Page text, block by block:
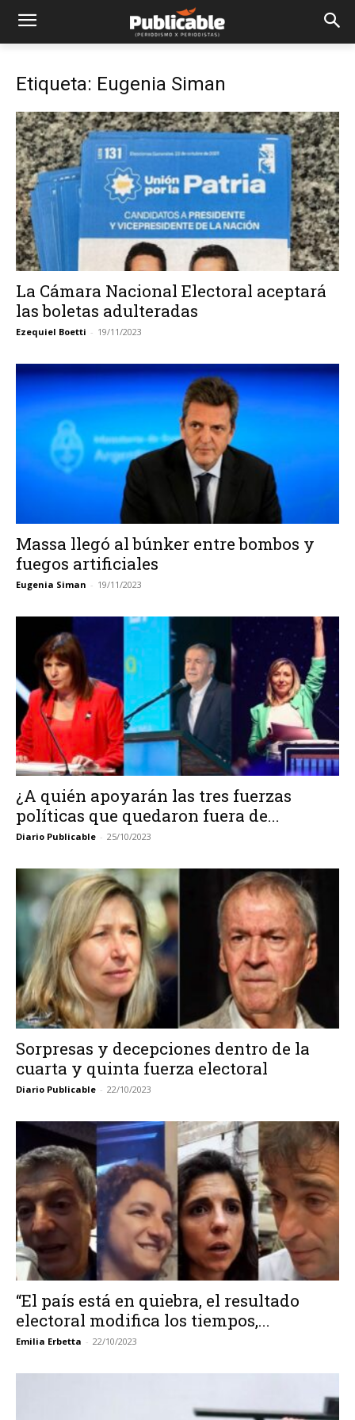
Etiqueta: Eugenia Siman
La Cámara Nacional Electoral aceptará
las boletas adulteradas
Ezequiel Boetti - 19/11/2023
Massa llegó al búnker entre bombos y
fuegos artificiales
Eugenia Siman - 19/11/2023
¿A quién apoyarán las tres fuerzas
políticas que quedaron fuera de...
Diario Publicable - 25/10/2023
Sorpresas y decepciones dentro de la
cuarta y quinta fuerza electoral
Diario Publicable - 22/10/2023
“El país está en quiebra, el resultado
electoral modifica los tiempos,...
Emilia Erbetta - 22/10/2023